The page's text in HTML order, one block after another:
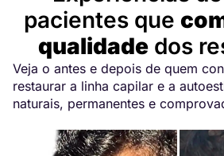
pacientes que
qualidade dos
Veja o antes e depois de quem
restaurar a linha capilar e a
naturais, permanentes e